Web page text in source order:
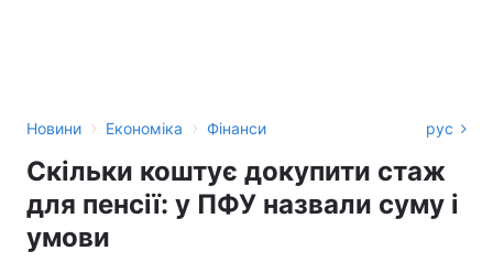
Новини › Економіка › Фінанси рус
Скільки коштує докупити стаж
для пенсії: у ПФУ назвали суму і
умови